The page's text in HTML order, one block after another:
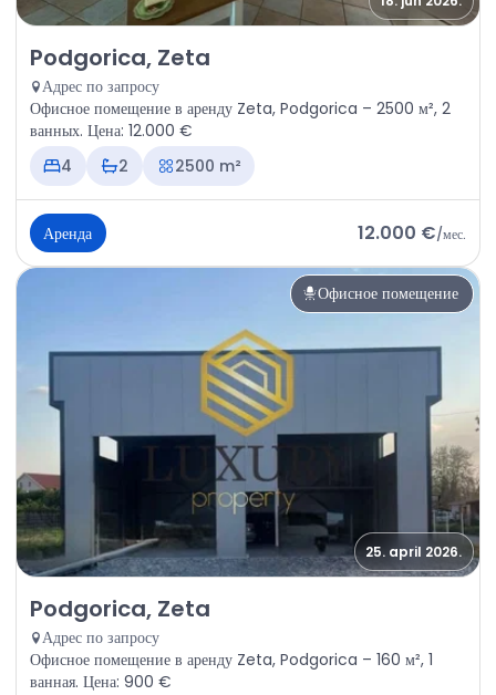
Аренда - Офисное помещение Podgorica, Zeta
Podgorica, Zeta
Адрес по запросу
Офисное помещение в аренду Zeta, Podgorica – 2500 м², 2
ванных. Цена: 12.000 €
4
2 2500 m²
Аренда 12.000 €/мес.
Офисное помещение
25. april 2026.
Аренда - Офисное помещение Podgorica, Zeta
Podgorica, Zeta
Адрес по запросу
Офисное помещение в аренду Zeta, Podgorica – 160 м², 1
ванная. Цена: 900 €